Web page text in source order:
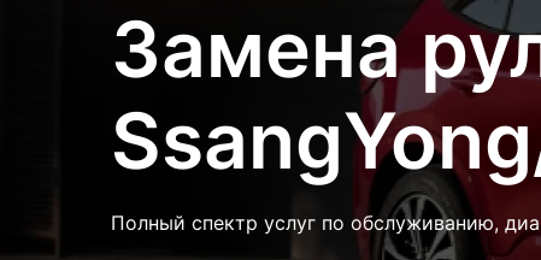
Замена
Полный спектр услуг по обслуживанию,